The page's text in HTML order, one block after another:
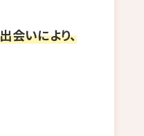
会いにより、